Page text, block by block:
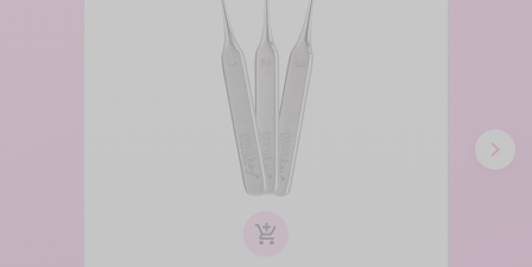
add_shopping_cart
chevron_right